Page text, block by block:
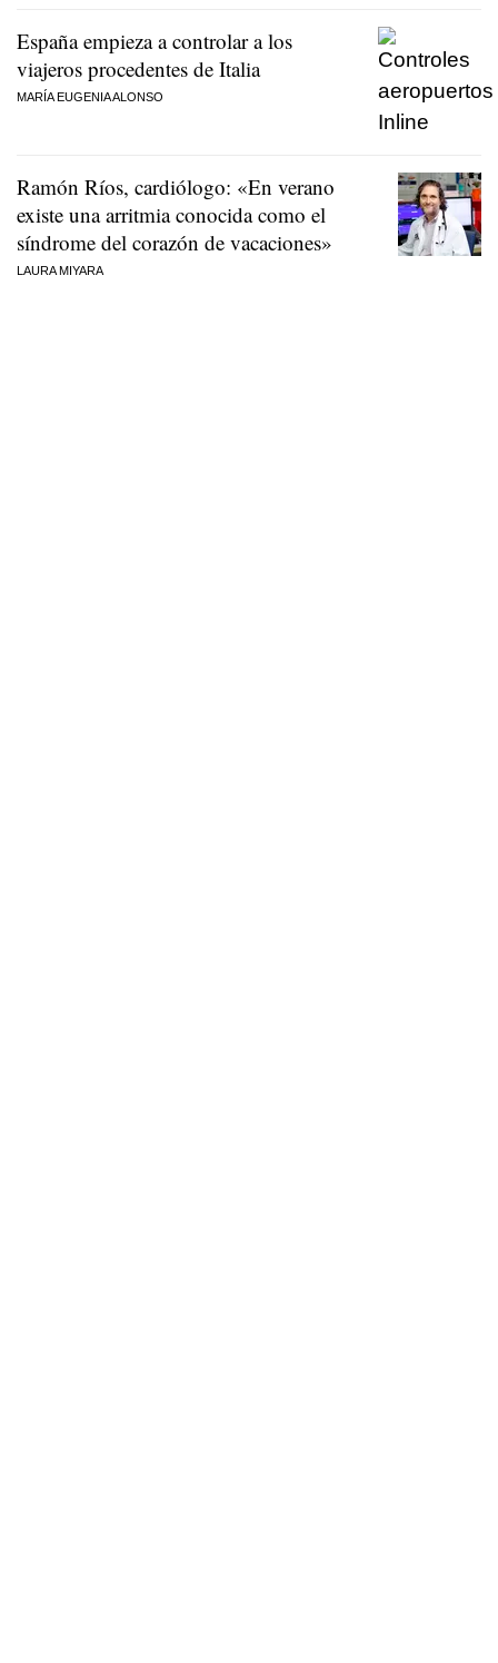
España empieza a controlar a los
viajeros procedentes de Italia
MARÍA EUGENIA ALONSO
Ramón Ríos, cardiólogo: «En verano
existe una arritmia conocida como el
síndrome del corazón de vacaciones»
LAURA MIYARA